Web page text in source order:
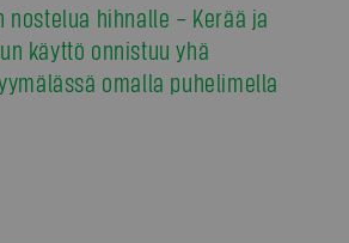
nostelua hihnalle – Kerää ja
käyttö onnistuu yhä
omalla puhelimella